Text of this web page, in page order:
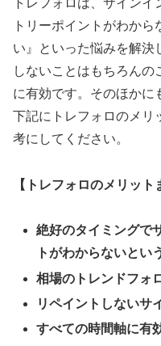
トリーポイントがわか
い』といった悩みを解決
しないことはもちろん
に有効です。そのほかに
下記にトレフォロのメリ
考にしてください。
【トレフォロのメリット
絶好のタイミングで
トがわからないとい
相場のトレンドフォ
リペイントしないサ
すべての時間軸に有